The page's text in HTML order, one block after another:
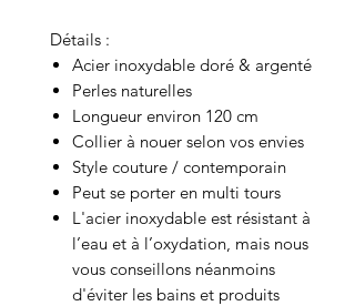
Détails :
Acier inoxydable doré & argenté
Perles naturelles
Longueur environ 120 cm
Collier à nouer selon vos envies
Style couture / contemporain
Peut se porter en multi tours
L'acier inoxydable est résistant à
l’eau et à l’oxydation, mais nous
vous conseillons néanmoins
d'éviter les bains et produits